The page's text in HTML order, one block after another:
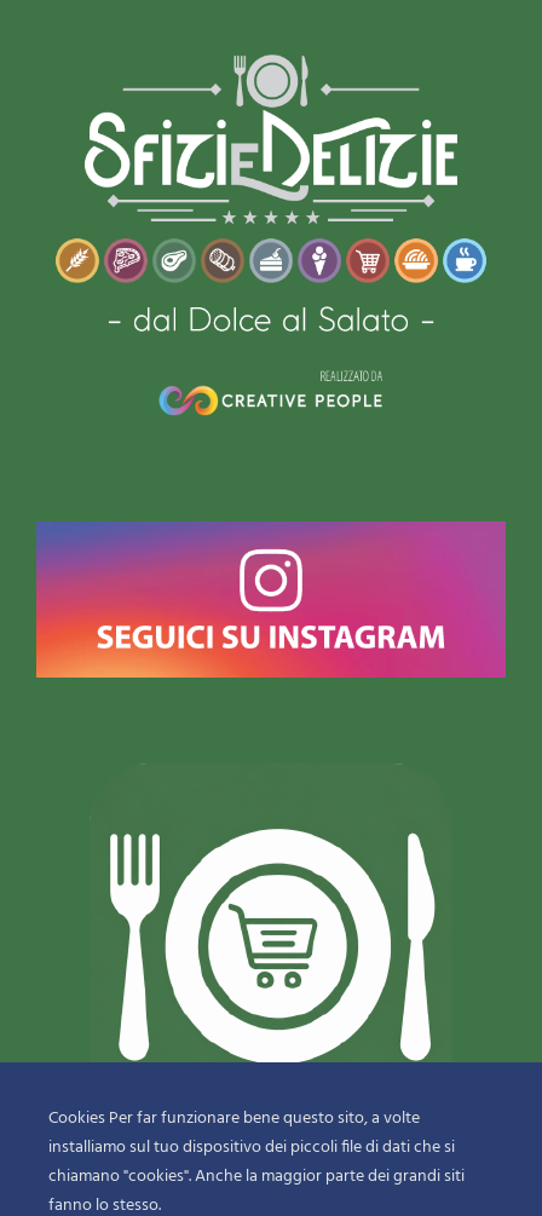
© 2018-2020 CopyrightSfizi & Delizie di Dragotto Gaetano & C.
Snc
Cookies Per far funzionare bene questo sito, a volte
installiamo sul tuo dispositivo dei piccoli file di dati che si
chiamano "cookies". Anche la maggior parte dei grandi siti
fanno lo stesso.